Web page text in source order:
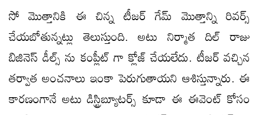
సో మొత్తానికి ఈ చిన్న టీజర్ గేమ్ మొత్తాన్ని రివర్స్
చేయబోతున్నట్లు తెలుస్తుంది. అటు నిర్మాత దిల్ రాజు
బిజినెస్ డీల్స్ ను కంప్లీట్ గా క్లోజ్ చేయలేదు. టీజర్ వచ్చిన
తర్వాత అంచనాలు ఇంకా పెరుగుతాయని ఆశిస్తున్నారు. ఈ
కారణంగానే అటు డిస్ట్రిబ్యూటర్స్ కూడా ఈ ఈవెంట్ కోసం